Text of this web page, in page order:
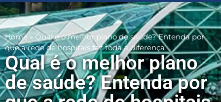
Home » Qual é o melhor plano de saúde? Entenda por
que a rede de hospitais faz toda a diferença
Qual é o melhor plano
de saúde? Entenda por